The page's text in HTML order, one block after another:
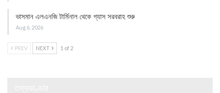
ভাসমান এলএনজি টার্মিনাল থেকে গ্যাস সরবরাহ শুরু
Aug 6, 2026
PREV NEXT 1 of 2